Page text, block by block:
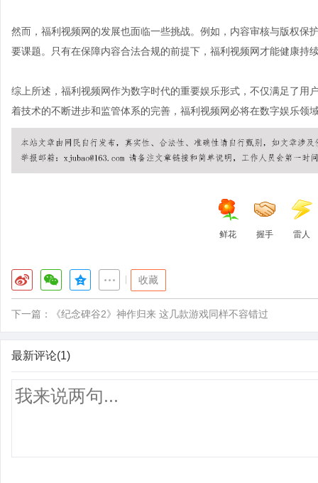
然而，福利视频网的发展也面临一些挑战。例如，内容审核与版权保
要课题。只有在保障内容合法合规的前提下，福利视频网才能健康持
综上所述，福利视频网作为数字时代的重要娱乐形式，不仅满足了用
着技术的不断进步和监管体系的完善，福利视频网必将在数字娱乐领
鲜花 握手 雷人
收藏
下一篇： 《纪念碑谷2》神作归来 这几款游戏同样不容错过
最新评论(1)